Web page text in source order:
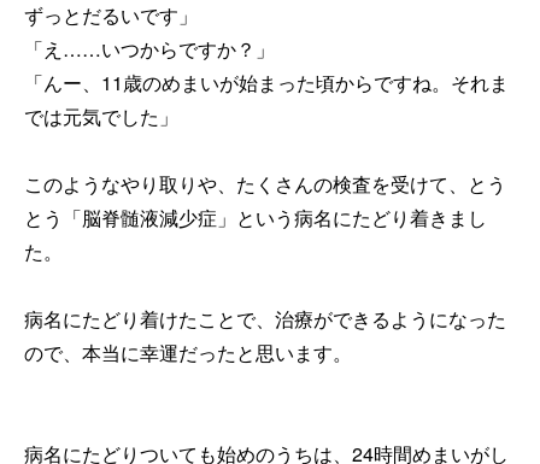
ずっとだるいです」
「え……いつからですか？」
「んー、11歳のめまいが始まった頃からですね。それま
では元気でした」
このようなやり取りや、たくさんの検査を受けて、とう
とう「脳脊髄液減少症」という病名にたどり着きまし
た。
病名にたどり着けたことで、治療ができるようになった
ので、本当に幸運だったと思います。
病名にたどりついても始めのうちは、24時間めまいがし